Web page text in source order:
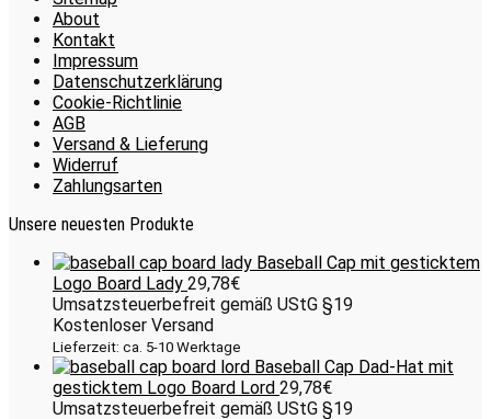
About
Kontakt
Impressum
Datenschutzerklärung
Cookie-Richtlinie
AGB
Versand & Lieferung
Widerruf
Zahlungsarten
Unsere neuesten Produkte
Baseball Cap mit gesticktem
Logo Board Lady 29,78€
Umsatzsteuerbefreit gemäß UStG §19
Kostenloser Versand
Lieferzeit: ca. 5-10 Werktage
Baseball Cap Dad-Hat mit
gesticktem Logo Board Lord 29,78€
Umsatzsteuerbefreit gemäß UStG §19